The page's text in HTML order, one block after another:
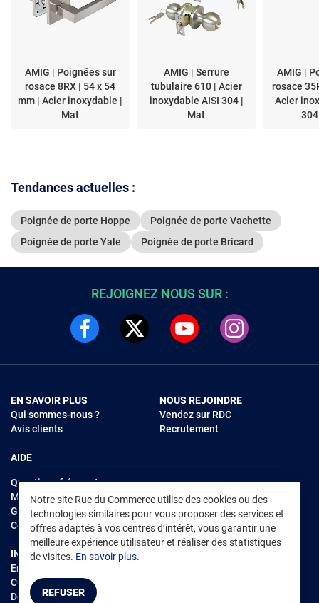
AMIG | Poignées sur
rosace 8RX | 54 x 54
mm | Acier inoxydable |
Mat
AMIG | Serrure
tubulaire 610 | Acier
inoxydable AISI 304 |
Mat
AMIG |
rosace
Acier
Tendances actuelles :
Poignée de porte Hoppe
Poignée de porte Vachette
Poignée de porte Yale
Poignée de porte Bricard
Notre site Rue du Commerce utilise des cookies ou des
technologies similaires pour vous proposer des services et
offres adaptés à vos centres d’intérêt, vous garantir une
meilleure expérience utilisateur et réaliser des statistiques
de visites. En savoir plus.
REFUSER
REJOIGNEZ NOUS SUR :
EN SAVOIR PLUS
Qui sommes-nous ?
Avis clients
AIDE
Questions fréquentes
Modes de règlements
Garantie et retours
Contacter Rue du Commerce
NOUS REJOINDRE
Vendez sur RDC
Recrutement
INFORMATIONS LÉGALES
Environnement
CGV /CGU Marketplace
Données personnelles